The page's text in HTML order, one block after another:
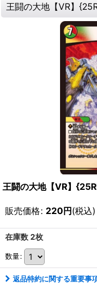
王闘の大地【VR】
王闘の大地【VR】
販売価格: 220円(税込)
在庫数 2枚
数量:
返品特約に関する重要事